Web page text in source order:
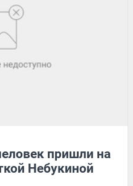
пришли на
Небукиной